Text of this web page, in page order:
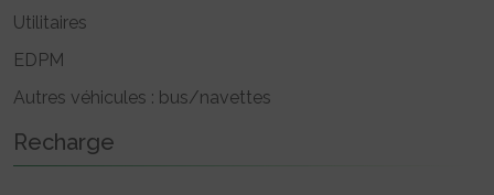
Utilitaires
EDPM
Autres véhicules : bus/navettes
Recharge